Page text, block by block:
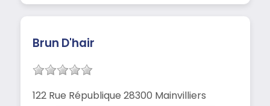
Brun D'hair
122 Rue République 28300 Mainvilliers